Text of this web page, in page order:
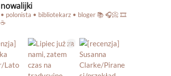
nowalijki
• polonista • bibliotekarz • bloger📚 🎧📀 🎞️
☕️